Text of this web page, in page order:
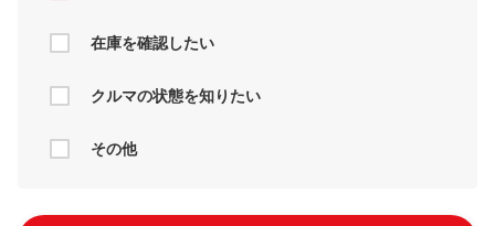
在庫を確認したい
クルマの状態を知りたい
その他